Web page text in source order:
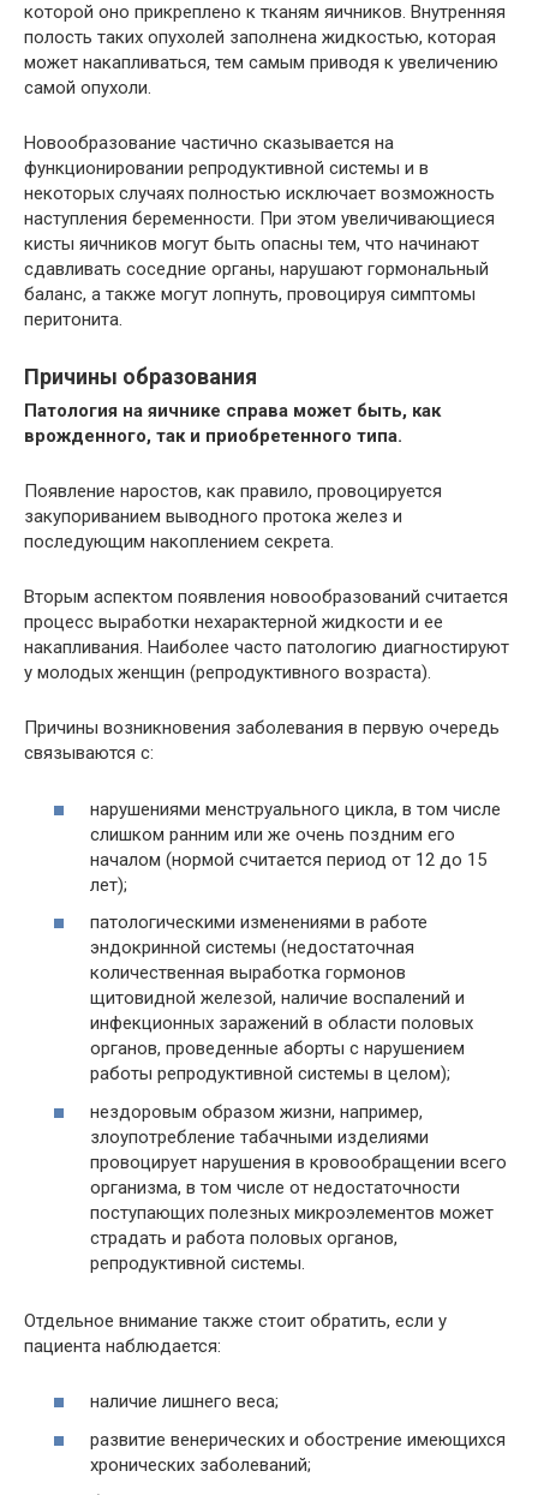
которой оно прикреплено к тканям яичников. Внутренняя
полость таких опухолей заполнена жидкостью, которая
может накапливаться, тем самым приводя к увеличению
самой опухоли.
Новообразование частично сказывается на
функционировании репродуктивной системы и в
некоторых случаях полностью исключает возможность
наступления беременности. При этом увеличивающиеся
кисты яичников могут быть опасны тем, что начинают
сдавливать соседние органы, нарушают гормональный
баланс, а также могут лопнуть, провоцируя симптомы
перитонита.
Причины образования
Патология на яичнике справа может быть, как
врожденного, так и приобретенного типа.
Появление наростов, как правило, провоцируется
закупориванием выводного протока желез и
последующим накоплением секрета.
Вторым аспектом появления новообразований считается
процесс выработки нехарактерной жидкости и ее
накапливания. Наиболее часто патологию диагностируют
у молодых женщин (репродуктивного возраста).
Причины возникновения заболевания в первую очередь
связываются с:
нарушениями менструального цикла, в том числе
слишком ранним или же очень поздним его
началом (нормой считается период от 12 до 15
лет);
патологическими изменениями в работе
эндокринной системы (недостаточная
количественная выработка гормонов
щитовидной железой, наличие воспалений и
инфекционных заражений в области половых
органов, проведенные аборты с нарушением
работы репродуктивной системы в целом);
нездоровым образом жизни, например,
злоупотребление табачными изделиями
провоцирует нарушения в кровообращении всего
организма, в том числе от недостаточности
поступающих полезных микроэлементов может
страдать и работа половых органов,
репродуктивной системы.
Отдельное внимание также стоит обратить, если у
пациента наблюдается:
наличие лишнего веса;
развитие венерических и обострение имеющихся
хронических заболеваний;